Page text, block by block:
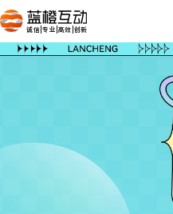
诚信|专业|高效|创新